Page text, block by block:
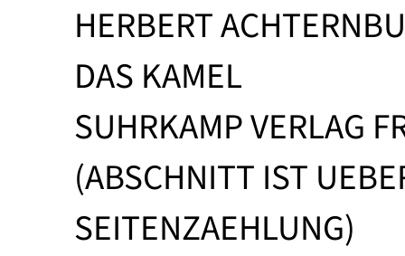
HERBERT
DAS KAMEL
SUHRKAMP VERLAG
(ABSCHNITT IST
SEITENZAEHLUNG)